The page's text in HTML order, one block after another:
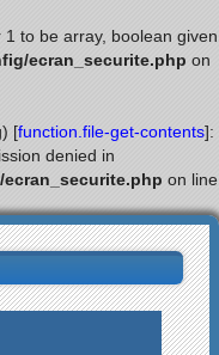
to be array, boolean given
ecran_securite.php on
[function.file-get-contents]:
denied in
on line